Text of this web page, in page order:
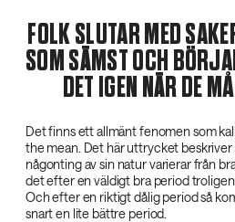
FOLK SLUTAR MED
SOM SÄMST OCH
DET IGEN NÄR DE
Det finns ett allmänt fenomen som
the mean. Det här uttrycket
någonting av sin natur varierar från
det efter en väldigt bra period
Och efter en riktigt dålig period så
snart en lite bättre period.